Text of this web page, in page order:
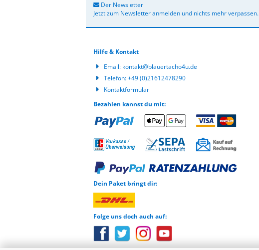
Der Newsletter
Jetzt zum Newsletter anmelden und nichts mehr verpassen.
Hilfe & Kontakt
Email: kontakt@blauertacho4u.de
Telefon:+49 (0)21612478290
Kontaktformular
Bezahlen kannst du mit:
Dein Paket bringt dir:
Folge uns doch auch auf: